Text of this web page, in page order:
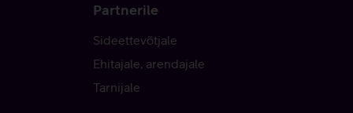
Partnerile
Sideettevõtjale
Ehitajale, arendajale
Tarnijale